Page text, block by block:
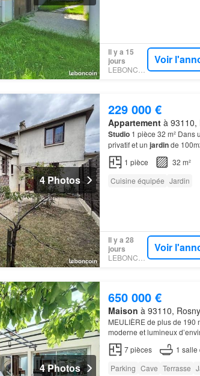
Il y a 15
jours
LEBONCOIN
Voir
4 Photos
229 000 €
Appartementà 93110,
Studio1 pièce 32 m² Dans
privatif et un jardinde
éléctriques…
1 pièce
32 m²
Cuisine équipée Jardin
Il y a 28
jours
LEBONCOIN
Voir
4 Photos
650 000 €
Maison à 93110,
MEULIÈRE de plus de 190
moderne et lumineux
jardin propose plusieurs
7pièces 1 salle
Parking Cave Terrasse